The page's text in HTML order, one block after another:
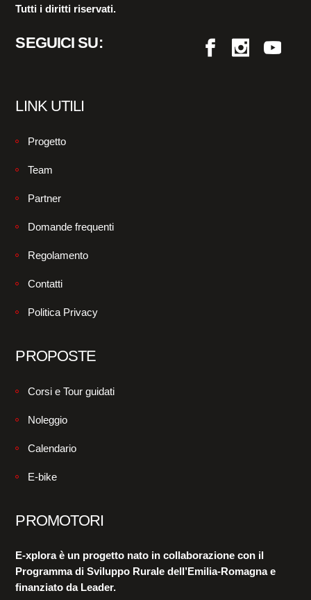
Tutti i diritti riservati.
SEGUICI SU:
LINK UTILI
Progetto
Team
Partner
Domande frequenti
Regolamento
Contatti
Politica Privacy
PROPOSTE
Corsi e Tour guidati
Noleggio
Calendario
E-bike
PROMOTORI
E-xplora è un progetto nato in collaborazione con il
Programma di Sviluppo Rurale dell’Emilia-Romagna e
finanziato da Leader.